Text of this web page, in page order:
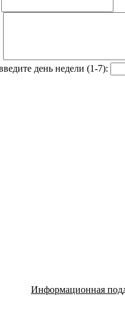
день недели (1-7):
Информационная